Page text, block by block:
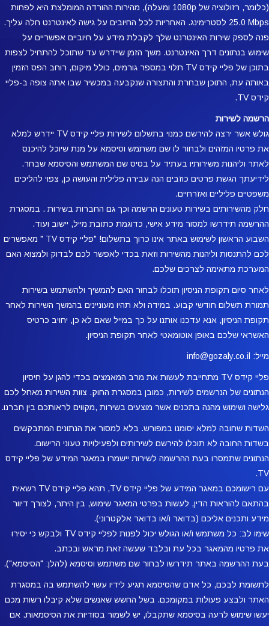
(כלומר, רזולוציה של 1080p ומעלה), מהירות ההורדה המומלצת היא לפחות
‎25.0 Mbps לסטרימינג. האחריות לכל החיובים על גישה לאינטרנט חלה עליך.
פנה לספק שירות האינטרנט שלך לקבלת מידע על חיוביים אפשריים על
שימוש בנתונים דרך האינטרנט. משך הזמן שיידרש עד שתוכל להתחיל לצפות
בתוכן של פליי קידס TV תלוי במספר גורמים, כולל מיקום, רוחב הפס הזמין
באותה עת, התוכן שבחרת והתצורה שנקבעה במכשיר שבו אתה צופה ב-פליי
קידס TV.
הרשמה לשירות
גולש אשר ירצה להירשם כמנוי בתשלום לשירות פליי קידס TV יידרש למלא
את פרטיו המזהים ולבחור לו שם משתמש וסיסמא על מנת שיוכל להיכנס
לאתר וליהנות משירותיו בעתיד על בסיס שם המשתמש והסיסמא שבחר.
לידיעתך הגשת פרטים כוזבים הנה עבירה פלילית והעושה כן, צפוי להליכים
משפטיים פליליים ואזרחיים.
חלק מהשירותים בשירות טעונים הרשמה וכך גם החברות בשירות . במסגרת
ההרשמה תידרשו למסור מידע אישי, כדוגמת כתובת מייל, יישוב ועוד.
השבוע הראשון לשימוש באתר אינו כרוך בתשלום! "פליי קידס TV " מאפשרים
לכם להתנסות וליהנות מהשירות וזאת בכדי לאפשר לכם לבדוק ולמצוא האם
המערכת מתאימה לצרכים שלכם.
לאחר סיום תקופת הניסיון תוכלו לבחור האם להמשיך ולהשתמש בשירות
תמורת תשלום חודשי קבוע. במידה ולא תהיו מעוניינים בהמשך השירות לאחר
תקופת הניסיון, אנא עדכנו אותנו על כך במייל שאם לא כן, יחויב כרטיס
האשראי שלכם באופן אוטומאטי לאחר תקופת הניסיון.
מייל: info@gozaly.co.il
פליי קידס TV מתחייבת לעשות את מרב המאמצים בכדי להגן על חיסיון
הנתונים של הנרשמים לשירות, כמובן במסגרת החוק. צוות השירות מאחל לכם
גלישה ושימוש מהנה בתכנים אשר מוצעים בשירות ,מקווים לראותכם בין חברנו.
השדות שחובה למלא יסומנו במפורש. בלא למסור את הנתונים המתבקשים
בשדות החובה לא תוכלו להירשם לשירותים ולפעילויות טעוני הרישום.
הנתונים שתמסרו בעת ההרשמה לשירות יישמרו במאגר המידע של פליי קידס
TV.
עם רישומכם במאגר המידע של פליי קידס TV, תהא פליי קידס TV רשאית
בהתאם להוראות הדין, לעשות בפרטי המאגר שימוש, בין היתר, לצורך דיוור
מידע ותכנים אליכם (בדואר ו/או בדואר אלקטרוני).
שימו לב: כל משתמש ו/או הגולש יכול לפנות לפליי קידס TV ולבקש כי יסירו
את פרטיו מהמאגר בכל עת ובלבד שעשה זאת מראש ובכתב.
בעת ההרשמה באתר תידרשו לבחור שם משתמש וסיסמא (להלן: "הסיסמא").
לתשומת לבכם, כל אדם שהסיסמא תגיע לידיו עשוי להשתמש בה במסגרת
האתר ולבצע פעולות במקומכם. בשל החשש שאנשים שלא קיבלו רשות מכם
יעשו שימוש לרעה בסיסמא שתקבלו, יש לשמור בסודיות את הסיסמאות. אם